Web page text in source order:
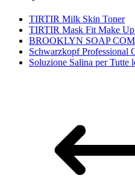
TIRTIR Milk Skin Toner
TIRTIR Mask Fit Make
BROOKLYN SOAP
Schwarzkopf Professional
Soluzione Salina per Tutte